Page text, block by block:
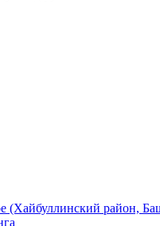
(Хайбуллинский район,